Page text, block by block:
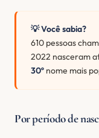
💡 Você sabia?
610 pessoas
2022 nasceram
30º nome mais
Por período de